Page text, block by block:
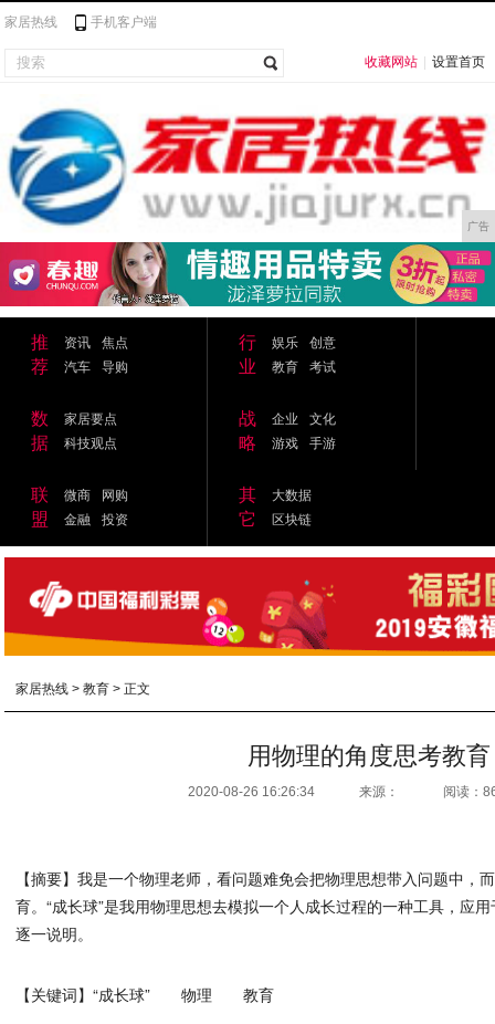
家居热线 手机客户端
收藏网站 设置首页
广告
推
荐
资讯
焦点
汽车
导购
行
业
娱乐
创意
教育
考试
数
据
家居要点
科技观点
战
略
企业
文化
游戏
手游
联
盟
微商
网购
金融
投资
其
它
大数据
区块链
家居热线 >教育 > 正文
用物理的角度思考教育
2020-08-26 16:26:34 来源： 阅读：
【摘要】我是一个物理老师，看问题难免会把物理思想带入问题中，
育。“成长球”是我用物理思想去模拟一个人成长过程的一种工具，应
逐一说明。
【关键词】“成长球” 物理 教育